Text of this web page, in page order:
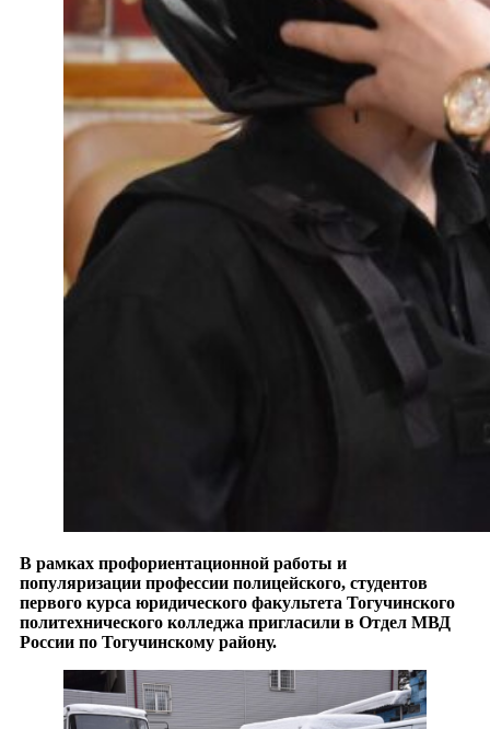
В рамках профориентационной работы и
популяризации профессии полицейского, студентов
первого курса юридического факультета Тогучинского
политехнического колледжа пригласили в Отдел МВД
России по Тогучинскому району.